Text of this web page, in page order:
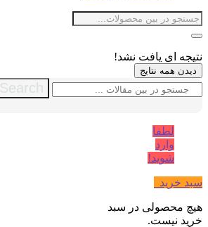
نتیجه ای یافت نشد!
دیدن همه نتایج
Search
لطفا
وارد
شوید!
سبد خرید
هیچ محصولی در سبد
خرید نیست.